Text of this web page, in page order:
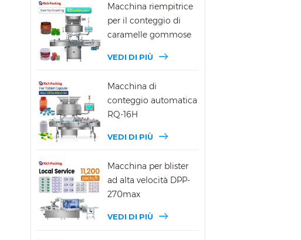
Macchina riempitrice
per il conteggio di
caramelle gommose
VEDI DI PIÙ
Macchina di
conteggio automatica
RQ-16H
VEDI DI PIÙ
Macchina per blister
ad alta velocità DPP-
270max
VEDI DI PIÙ